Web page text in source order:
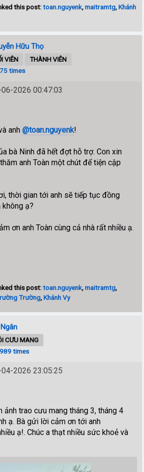
this post:toan.nguyenk,maitramtg,Khánh
Hữu Thọ
VIÊN
THÀNH VIÊN
times
2026 00:47:03
anh@toan.nguyenk!
bà Ninh đã hết đợt hỗ trợ. Con xin
anh Toàn một chút để tiện cập
thời gian tới anh sẽ tiếp tục đồng
không ạ?
ơn anh Toàn cùng cả nhà rất nhiều ạ.
this post:toan.nguyenk,maitramtg,
Trường,Khánh Vy
CƯU MANG
times
2026 23:05:25
ảnh trao cưu mang tháng 3, tháng 4
ạ. Bà gửi lời cảm ơn tới anh
ạ!. Chúc a thạt nhiều sức khoẻ và